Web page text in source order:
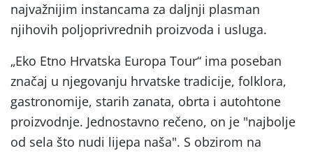
najvažnijim instancama za daljnji plasman
njihovih poljoprivrednih proizvoda i usluga.
„Eko Etno Hrvatska Europa Tour“ ima poseban
značaj u njegovanju hrvatske tradicije, folklora,
gastronomije, starih zanata, obrta i autohtone
proizvodnje. Jednostavno rečeno, on je "najbolje
od sela što nudi lijepa naša". S obzirom na